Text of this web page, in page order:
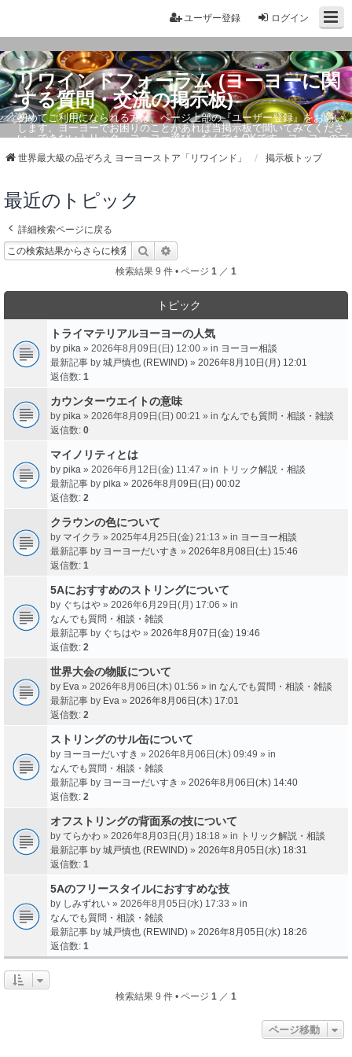
ログイン
ユーザー登録
リワインドフォーラム (ヨーヨーに関
する質問・交流の掲示板)
初めてご利用になられる方は、ページ上部の『ユーザー登録』をお願い
します。ヨーヨーでお困りのことがあれば当掲示板で聞いてみてくださ
い。できないトリック・ヨーヨー選び、なんでもOKです。ヨーヨーのプ
世界最大級の品ぞろえ ヨーヨーストア「リワインド」 掲示板トップ
最近のトピック
詳細検索ページに戻る
検索
検索結果 9 件 • ページ 1 ／ 1
トピック
トライマテリアルヨーヨーの人気
by pika » 2026年8月09日(日) 12:00 » in ヨーヨー相談
最新記事 by 城戸慎也 (REWIND) » 2026年8月10日(月) 12:01
返信数: 1
カウンターウエイトの意味
by pika » 2026年8月09日(日) 00:21 » in なんでも質問・相談・雑談
返信数: 0
マイノリティとは
by pika » 2026年6月12日(金) 11:47 » in トリック解説・相談
最新記事 by pika » 2026年8月09日(日) 00:02
返信数: 2
クラウンの色について
by マイクラ » 2025年4月25日(金) 21:13 » in ヨーヨー相談
最新記事 by ヨーヨーだいすき » 2026年8月08日(土) 15:46
返信数: 1
5Aにおすすめのストリングについて
by ぐちはや » 2026年6月29日(月) 17:06 » in
なんでも質問・相談・雑談
最新記事 by ぐちはや » 2026年8月07日(金) 19:46
返信数: 2
世界大会の物販について
by Eva » 2026年8月06日(木) 01:56 » in なんでも質問・相談・雑談
最新記事 by Eva » 2026年8月06日(木) 17:01
返信数: 2
ストリングのサル缶について
by ヨーヨーだいすき » 2026年8月06日(木) 09:49 » in
なんでも質問・相談・雑談
最新記事 by ヨーヨーだいすき » 2026年8月06日(木) 14:40
返信数: 2
オフストリングの背面系の技について
by てらかわ » 2026年8月03日(月) 18:18 » in トリック解説・相談
最新記事 by 城戸慎也 (REWIND) » 2026年8月05日(水) 18:31
返信数: 1
5Aのフリースタイルにおすすめな技
by しみずれい » 2026年8月05日(水) 17:33 » in
なんでも質問・相談・雑談
最新記事 by 城戸慎也 (REWIND) » 2026年8月05日(水) 18:26
返信数: 1
検索結果 9 件 • ページ 1 ／ 1
ページ移動